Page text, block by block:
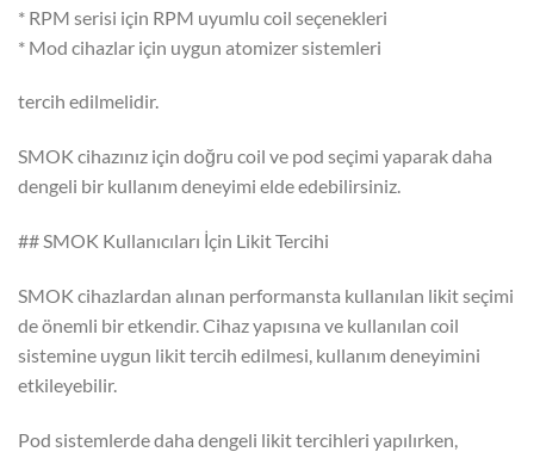
* RPM serisi için RPM uyumlu coil seçenekleri
* Mod cihazlar için uygun atomizer sistemleri
tercih edilmelidir.
SMOK cihazınız için doğru coil ve pod seçimi yaparak daha
dengeli bir kullanım deneyimi elde edebilirsiniz.
## SMOK Kullanıcıları İçin Likit Tercihi
SMOK cihazlardan alınan performansta kullanılan likit seçimi
de önemli bir etkendir. Cihaz yapısına ve kullanılan coil
sistemine uygun likit tercih edilmesi, kullanım deneyimini
etkileyebilir.
Pod sistemlerde daha dengeli likit tercihleri yapılırken,